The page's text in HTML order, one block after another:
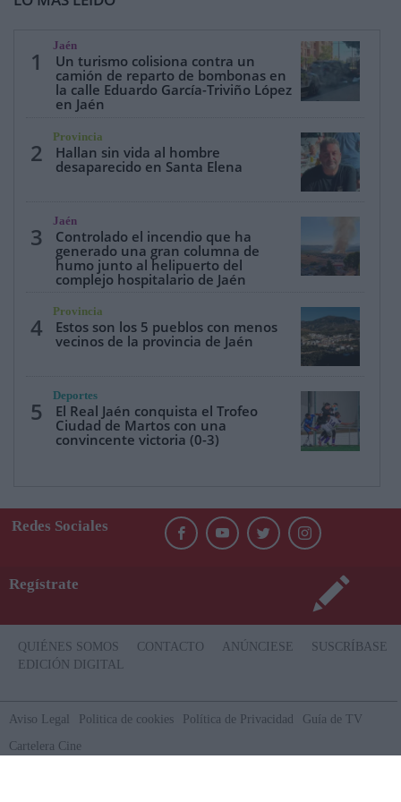
1
Jaén
Un turismo colisiona contra un
camión de reparto de bombonas en
la calle Eduardo García-Triviño López
en Jaén
2
Provincia
Hallan sin vida al hombre
desaparecido en Santa Elena
3
Jaén
Controlado el incendio que ha
generado una gran columna de
humo junto al helipuerto del
complejo hospitalario de Jaén
4
Provincia
Estos son los 5 pueblos con menos
vecinos de la provincia de Jaén
5
Deportes
El Real Jaén conquista el Trofeo
Ciudad de Martos con una
convincente victoria (0-3)
Redes Sociales
Regístrate
QUIÉNES SOMOS CONTACTO ANÚNCIESE
SUSCRÍBASE
EDICIÓN DIGITAL
Aviso Legal Politica de cookies Política de Privacidad
Guía de TV
Cartelera Cine